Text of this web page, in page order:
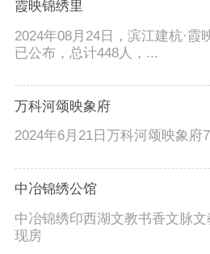
霞映锦绣里
2024年08月24日，滨江建杭·霞
已公布，总计448人，...
万科河颂映象府
2024年6月21日万科河颂映象府
中冶锦绣公馆
中冶锦绣印西湖文教书香文脉
现房